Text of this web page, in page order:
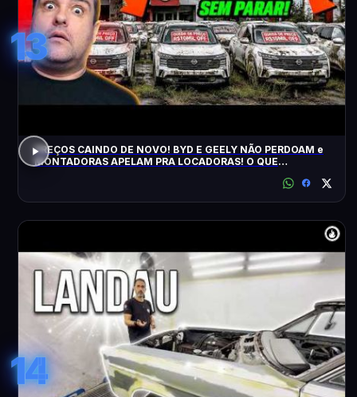
13
PREÇOS CAINDO DE NOVO! BYD E GEELY NÃO PERDOAM e
MONTADORAS APELAM PRA LOCADORAS! O QUE
14